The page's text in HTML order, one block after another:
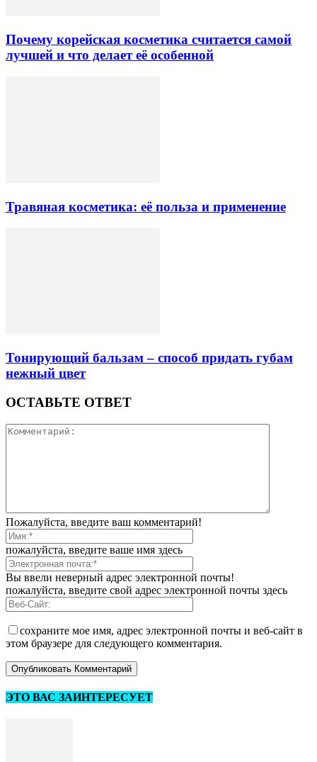
Почему корейская косметика считается самой
лучшей и что делает её особенной
Травяная косметика: её польза и применение
Тонирующий бальзам – способ придать губам
нежный цвет
ОСТАВЬТЕ ОТВЕТ
Пожалуйста, введите ваш комментарий!
пожалуйста, введите ваше имя здесь
Вы ввели неверный адрес электронной почты!
пожалуйста, введите свой адрес электронной почты здесь
сохраните мое имя, адрес электронной почты и веб-сайт в
этом браузере для следующего комментария.
ЭТО ВАС ЗАИНТЕРЕСУЕТ